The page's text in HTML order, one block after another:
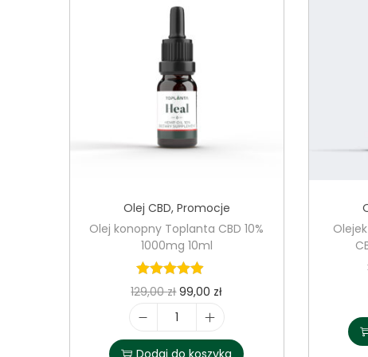
Olej CBD, Promocje
Olej konopny Toplanta CBD 10%
1000mg 10ml
129,00złP
e
99,00 złA
t
l